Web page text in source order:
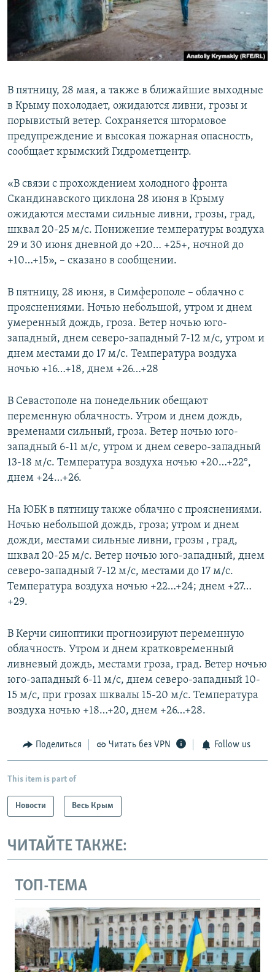
ПОБЕДИТЕЛЕЙ НЕ СУДЯТ?
КРЫМ.НЕПОКОРЕННЫЙ
ELIFBE
ПРИСОЕДИНЯЙТЕСЬ!
Все сайты RFE/RL
В пятницу, 28 мая, а также в ближайшие выходные
в Крыму похолодает, ожидаются ливни, грозы и
порывистый ветер. Сохраняется штормовое
предупреждение и высокая пожарная опасность,
сообщает крымский Гидрометцентр.
«В связи с прохождением холодного фронта
Скандинавского циклона 28 июня в Крыму
ожидаются местами сильные ливни, грозы, град,
шквал 20-25 м/с. Понижение температуры воздуха
29 и 30 июня дневной до +20… +25+, ночной до
+10…+15», – сказано в сообщении.
В пятницу, 28 июня, в Симферополе – облачно с
прояснениями. Ночью небольшой, утром и днем
умеренный дождь, гроза. Ветер ночью юго-
западный, днем северо-западный 7-12 м/с, утром и
днем местами до 17 м/с. Температура воздуха
ночью +16…+18, днем +26…+28
В Севастополе на понедельник обещают
переменную облачность. Утром и днем дождь,
временами сильный, гроза. Ветер ночью юго-
западный 6-11 м/с, утром и днем северо-западный
13-18 м/с. Температура воздуха ночью +20…+22°,
днем +24…+26.
На ЮБК в пятницу также облачно с прояснениями.
Ночью небольшой дождь, гроза; утром и днем
дожди, местами сильные ливни, грозы , град,
шквал 20-25 м/с. Ветер ночью юго-западный, днем
северо-западный 7-12 м/с, местами до 17 м/с.
Температура воздуха ночью +22…+24; днем +27…
+29.
В Керчи синоптики прогнозируют переменную
облачность. Утром и днем кратковременный
ливневый дождь, местами гроза, град. Ветер ночью
юго-западный 6-11 м/с, днем северо-западный 10-
15 м/с, при грозах шквалы 15-20 м/с. Температура
воздуха ночью +18…+20, днем +26…+28.
Поделиться Читать без VPN Follow us
This item is part of
Новости Весь Крым
ЧИТАЙТЕ ТАКЖЕ:
ТОП-ТЕМА